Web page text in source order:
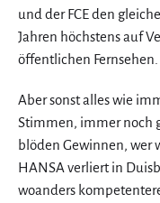
und der FCE den
Jahren höchstens auf
öffentlichen
Aber sonst alles wie
Stimmen, immer noch
blöden Gewinnen, wer
HANSA verliert in
woanders